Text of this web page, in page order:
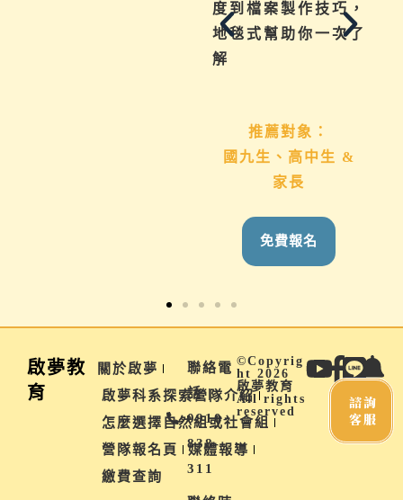
度到檔案製作技巧，
地毯式幫助你一次了
解
推薦對象：
國九生、高中生 &
家長
免費報名
啟夢教
育
關於啟夢
啟夢科系探索營隊介紹
怎麼選擇自然組或社會組
營隊報名頁
媒體報導
繳費查詢
聯絡電
話 |
0910-
838-
311
©Copyrig
ht 2026
啟夢教育
All rights
reserved
諮詢
客服